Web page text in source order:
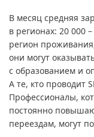
В месяц средняя
в регионах: 20 000
регион
они могут
с образованием и
А те, кто проводит
Профессионалы,
постоянно
переездам, могут